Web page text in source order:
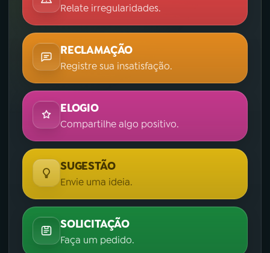
Relate irregularidades.
RECLAMAÇÃO
Registre sua insatisfação.
ELOGIO
Compartilhe algo positivo.
SUGESTÃO
Envie uma ideia.
SOLICITAÇÃO
Faça um pedido.